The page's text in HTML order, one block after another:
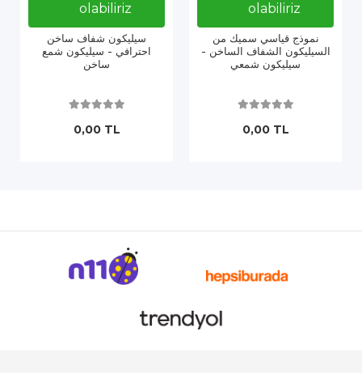
olabiliriz
سيليكون شفاف ساخن
احترافي - سيليكون شمع
ساخن
0,00 TL
olabiliriz
نموذج قياسي سميك من
السيليكون الشفاف الساخن -
سيليكون شمعي
0,00 TL